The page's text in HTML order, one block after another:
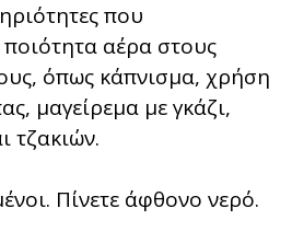
που
ποιότητα αέρα στους
όπως κάπνισμα, χρήση
μαγείρεμα με γκάζι,
τζακιών.
Πίνετε άφθονο νερό.